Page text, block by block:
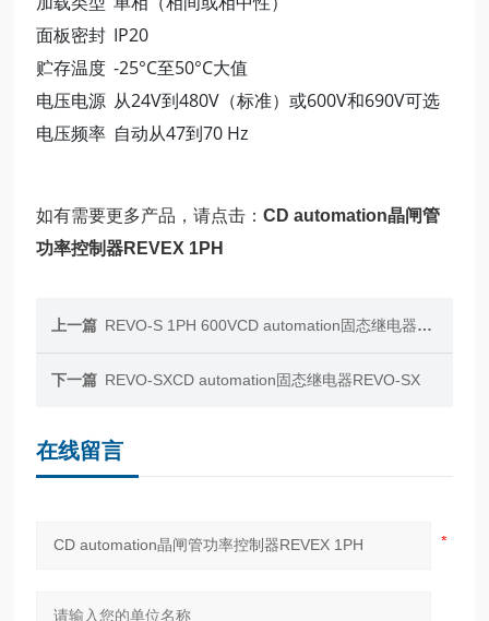
面板密封 IP20
贮存温度 -25°C至50°C大值
电压电源 从24V到480V（标准）或600V和690V可选
电压频率 自动从47到70 Hz
如有需要更多产品，请点击：CD automation晶闸管
功率控制器REVEX 1PH
上一篇 REVO-S 1PH 600VCD automation固态继电器REVO-S 1PH 600V
下一篇 REVO-SXCD automation固态继电器REVO-SX
在线留言